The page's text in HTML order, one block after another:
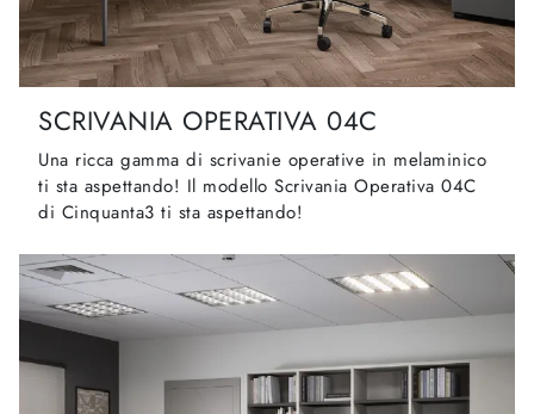
SCRIVANIA OPERATIVA 04C
Una ricca gamma di scrivanie operative in melaminico
ti sta aspettando! Il modello Scrivania Operativa 04C
di Cinquanta3 ti sta aspettando!